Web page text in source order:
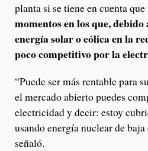
planta si se tiene en cuenta que
momentos en los que, debido
energía solar o eólica en la
poco competitivo por la
“Puede ser más rentable para
el mercado abierto puedes
electricidad y decir: estoy
usando energía nuclear de
señaló.